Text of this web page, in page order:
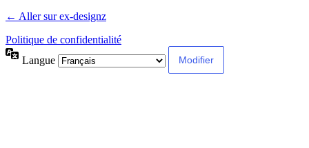
← Aller sur ex-designz
Politique de confidentialité
Langue